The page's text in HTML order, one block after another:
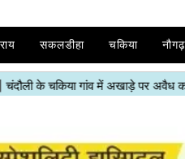
सकलडीहा चकिया नौगढ़